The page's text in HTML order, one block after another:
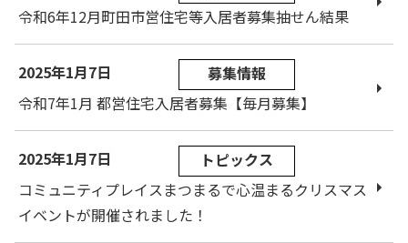
令和6年12月町田市営住宅等入居者募集抽せん結果
2025年1月7日
募集情報
令和7年1月 都営住宅入居者募集【毎月募集】
2025年1月7日
トピックス
コミュニティプレイスまつまるで心温まるクリスマス
イベントが開催されました！